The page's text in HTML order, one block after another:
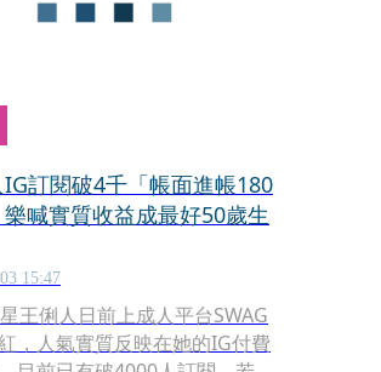
訂閱破4千「帳面進帳180
喊實質收益成最好50歲生
15:47
王俐人日前上成人平台SWAG
，人氣實質反映在她的IG付費